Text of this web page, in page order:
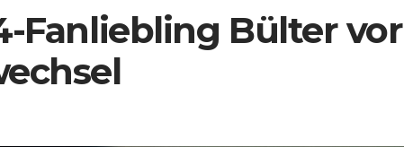
Fanliebling Bülter vor